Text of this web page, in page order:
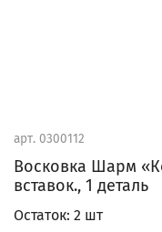
арт. 0300112
Восковка Шарм
вставок., 1 деталь
Остаток: 2 шт